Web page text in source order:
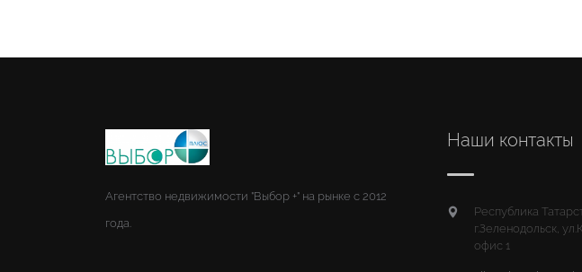
Агентство недвижимости "Выбор +" на рынке с 2012
года.
Наши контакты
Республика
г.Зеленодольск,
офис 1